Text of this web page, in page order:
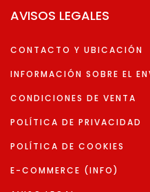
AVISOS LEGALES
CONTACTO Y UBICACIÓN
INFORMACIÓN SOBRE EL
CONDICIONES DE VENTA
POLÍTICA DE PRIVACIDAD
POLÍTICA DE COOKIES
E-COMMERCE (INFO)